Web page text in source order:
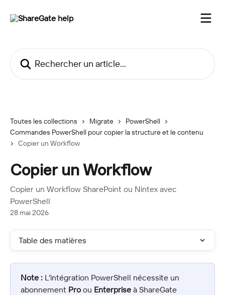
Toutes les collections Migrate
PowerShell
Commandes PowerShell pour copier la structure et le contenu
Copier un Workflow
Copier un Workflow
Copier un Workflow SharePoint ou Nintex avec
PowerShell
28 mai 2026
Table des matières
Note : L'intégration PowerShell nécessite un
abonnement Pro ou Enterprise à ShareGate